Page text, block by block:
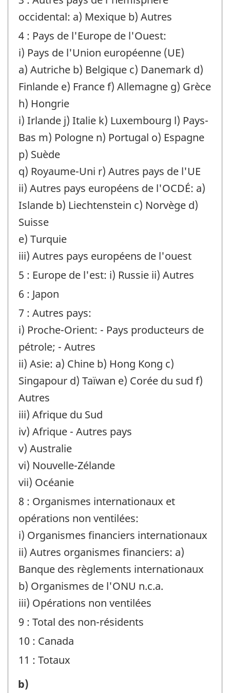
occidental: a) Mexique b) Autres
4 : Pays de l'Europe de l'Ouest:
i) Pays de l'Union européenne (UE)
a) Autriche b) Belgique c) Danemark d)
Finlande e) France f) Allemagne g) Grèce
h) Hongrie
i) Irlande j) Italie k) Luxembourg l) Pays-
Bas m) Pologne n) Portugal o) Espagne
p) Suède
q) Royaume-Uni r) Autres pays de l'UE
ii) Autres pays européens de l'OCDÉ: a)
Islande b) Liechtenstein c) Norvège d)
Suisse
e) Turquie
iii) Autres pays européens de l'ouest
5 : Europe de l'est: i) Russie ii) Autres
6 : Japon
7 : Autres pays:
i) Proche-Orient: - Pays producteurs de
pétrole; - Autres
ii) Asie: a) Chine b) Hong Kong c)
Singapour d) Taïwan e) Corée du sud f)
Autres
iii) Afrique du Sud
iv) Afrique - Autres pays
v) Australie
vi) Nouvelle-Zélande
vii) Océanie
8 : Organismes internationaux et
opérations non ventilées:
i) Organismes financiers internationaux
ii) Autres organismes financiers: a)
Banque des règlements internationaux
b) Organismes de l'ONU n.c.a.
iii) Opérations non ventilées
9 : Total des non-résidents
10 : Canada
11 : Totaux
1)
b)